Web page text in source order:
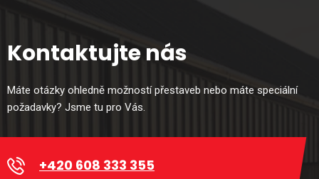
Kontaktujte nás
Máte otázky ohledně možností přestaveb nebo máte speciální
požadavky? Jsme tu pro Vás.
+420 608 333 355